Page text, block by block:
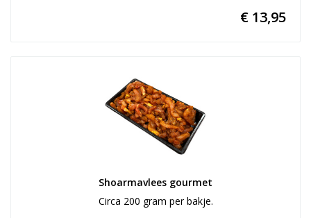
€ 13,95
Shoarmavlees gourmet
Circa 200 gram per bakje.